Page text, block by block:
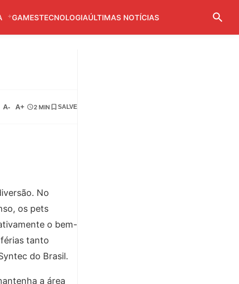
GAMESTECNOLOGIAÚLTIMAS NOTÍCIAS
A- A+ 2 MIN SALVE
No
os pets
o bem-
tanto
do Brasil.
a área